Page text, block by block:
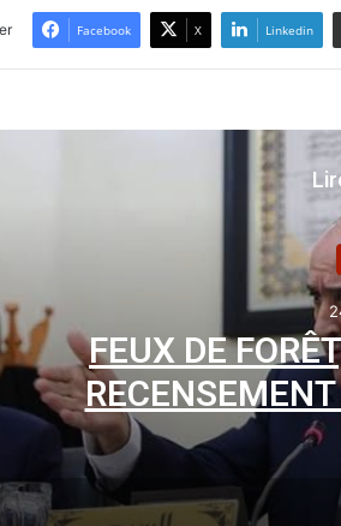
Facebook X Linkedin
FEUX DE
Kamal